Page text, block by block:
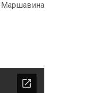
Маршавина